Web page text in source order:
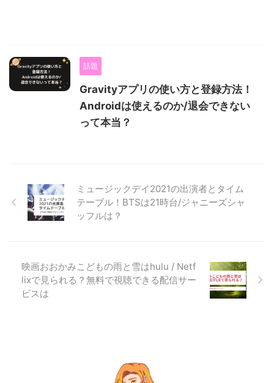
話題
Gravityアプリの使い方と登録方法！
Androidは使えるのか/退会できない
って本当？
ミュージックデイ2021の出演者とタイム
テーブル！BTSは21時台/ジャニーズシャ
ッフルは？
映画おおかみこどもの雨と雪はhulu / Netf
lixで見られる？無料で視聴できる配信サー
ビスは